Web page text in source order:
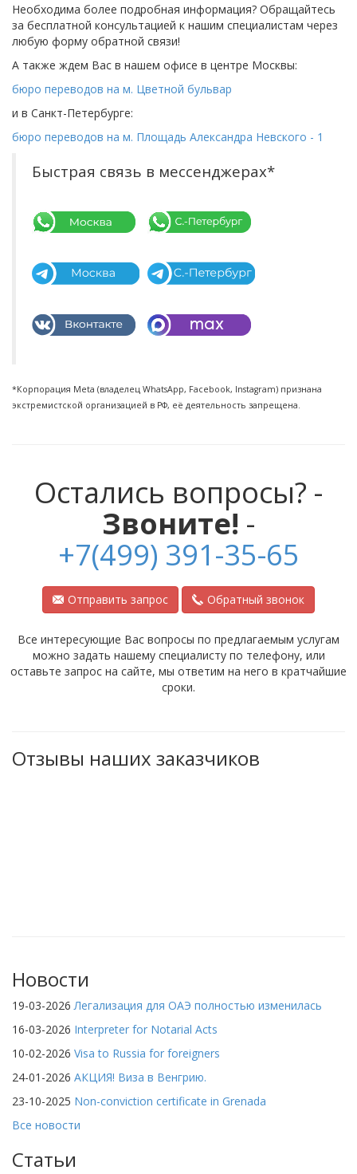
Необходима более подробная информация? Обращайтесь
за бесплатной консультацией к нашим специалистам через
любую форму обратной связи!
А также ждем Вас в нашем офисе в центре Москвы:
бюро переводов на м. Цветной бульвар
и в Санкт-Петербурге:
бюро переводов на м. Площадь Александра Невского - 1
Быстрая связь в мессенджерах*
*Корпорация Meta (владелец WhatsApp, Facebook, Instagram) признана
экстремистской организацией в РФ, её деятельность запрещена.
Остались вопросы? -
Звоните! -
+7(499) 391-35-65
Отправить запрос Обратный звонок
Все интересующие Вас вопросы по предлагаемым услугам
можно задать нашему специалисту по телефону, или
оставьте запрос на сайте, мы ответим на него в кратчайшие
сроки.
Отзывы наших заказчиков
Новости
19-03-2026 Легализация для ОАЭ полностью изменилась
16-03-2026 Interpreter for Notarial Acts
10-02-2026 Visa to Russia for foreigners
24-01-2026 АКЦИЯ! Виза в Венгрию.
23-10-2025 Non-conviction certificate in Grenada
Все новости
Статьи